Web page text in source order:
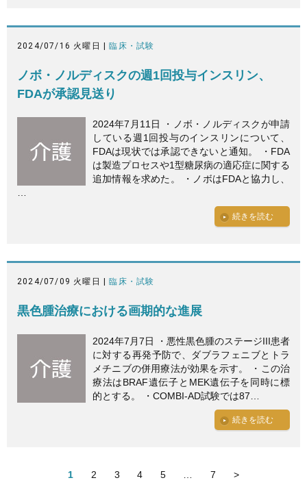
2024/07/16 火曜日 | 臨床・試験
ノボ・ノルディスクの週1回投与インスリン、
FDAが承認見送り
2024年7月11日 ・ノボ・ノルディスクが申請
している週1回投与のインスリンについて、
FDAは現状では承認できないと通知。 ・FDA
は製造プロセスや1型糖尿病の適応症に関する
追加情報を求めた。 ・ノボはFDAと協力し、
続きを読む
2024/07/09 火曜日 | 臨床・試験
黒色腫治療における画期的な進展
2024年7月7日 ・悪性黒色腫のステージIII患者
に対する再発予防で、ダブラフェニブとトラ
メチニブの併用療法が効果を示す。 ・この治
療法はBRAF遺伝子とMEK遺伝子を同時に標
的とする。 ・COMBI-AD試験では87…
続きを読む
1 2 3 4 5 7 >